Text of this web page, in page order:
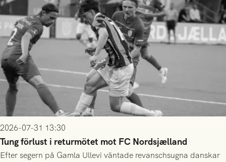
2026-07-31 13:30
Tung förlust i returmötet mot FC Nordsjælland
Efter segern på Gamla Ullevi väntade revanschsugna danskar